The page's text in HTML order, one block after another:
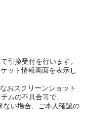
引換受付を行います。
ット情報画面を表示し
おスクリーンショット
ムの不具合等で、
ない場合、ご本人確認の